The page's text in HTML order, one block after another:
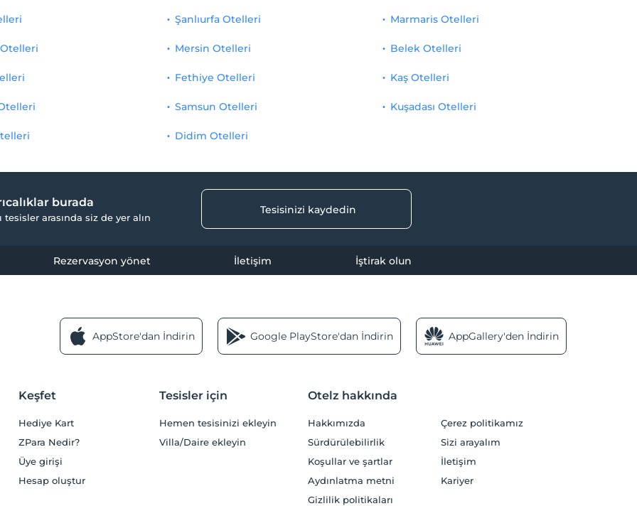
Şanlıurfa Otelleri
Mersin Otelleri
Fethiye Otelleri
Samsun Otelleri
Didim Otelleri
Marmaris Otelleri
Belek Otelleri
Kaş Otelleri
Kuşadası Otelleri
burada
tesisler arasında siz de yer alın
Tesisinizi kaydedin
Rezervasyon yönet İletişim İştirak olun
AppStore'dan İndirin Google PlayStore'dan İndirin AppGallery'den İndirin
Keşfet
Hediye Kart
ZPara Nedir?
Üye girişi
Hesap oluştur
Tesisler için
Hemen tesisinizi ekleyin
Villa/Daire ekleyin
Otelz hakkında
Hakkımızda
Sürdürülebilirlik
Koşullar ve şartlar
Aydınlatma metni
Gizlilik politikaları
Çerez politikamız
Sizi arayalım
İletişim
Kariyer